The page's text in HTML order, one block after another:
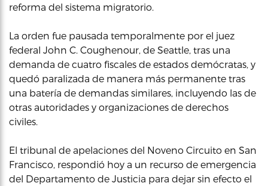
reforma del sistema migratorio.
La orden fue pausada temporalmente por el juez
federal John C. Coughenour, de Seattle, tras una
demanda de cuatro fiscales de estados demócratas, y
quedó paralizada de manera más permanente tras
una batería de demandas similares, incluyendo las de
otras autoridades y organizaciones de derechos
civiles.
El tribunal de apelaciones del Noveno Circuito en San
Francisco, respondió hoy a un recurso de emergencia
del Departamento de Justicia para dejar sin efecto el